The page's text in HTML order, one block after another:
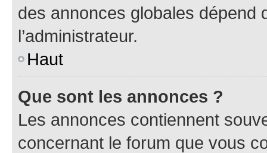
des annonces globales dépend
l’administrateur.
Haut
Que sont les annonces ?
Les annonces contiennent
concernant le forum que vous